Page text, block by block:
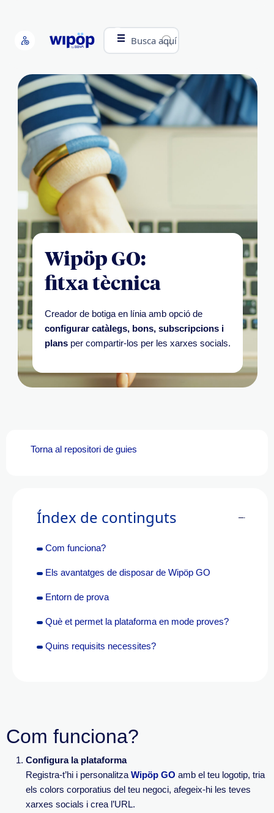
Busca aquí
Wipöp GO:
fitxa tècnica
Creador de botiga en línia amb opció de
configurar catàlegs, bons, subscripcions i
plans per compartir-los per les xarxes socials.
Torna al repositori de guies
Índex de continguts
Com funciona?
Els avantatges de disposar de Wipöp GO
Entorn de prova
Què et permet la plataforma en mode proves?
Quins requisits necessites?
Com funciona?
Configura la plataforma
Registra-t’hi i personalitza Wipöp GO amb el teu logotip, tria
els colors corporatius del teu negoci, afegeix-hi les teves
xarxes socials i crea l’URL.